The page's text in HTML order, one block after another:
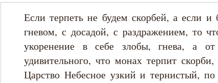
Серафим Саровский
Симеон Новый Богослов
Тихон Задонский
Если терпеть не будем скорбей, а если и
гневом, с досадой, с раздражением, то
укоренение в себе злобы, гнева, а
удивительного, что монах терпит
Царство Небесное узкий и тернистый,